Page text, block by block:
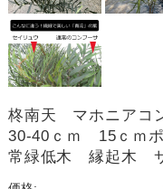
柊南天 マホニアコ
30-40ｃｍ 15ｃ
常緑低木 縁起木